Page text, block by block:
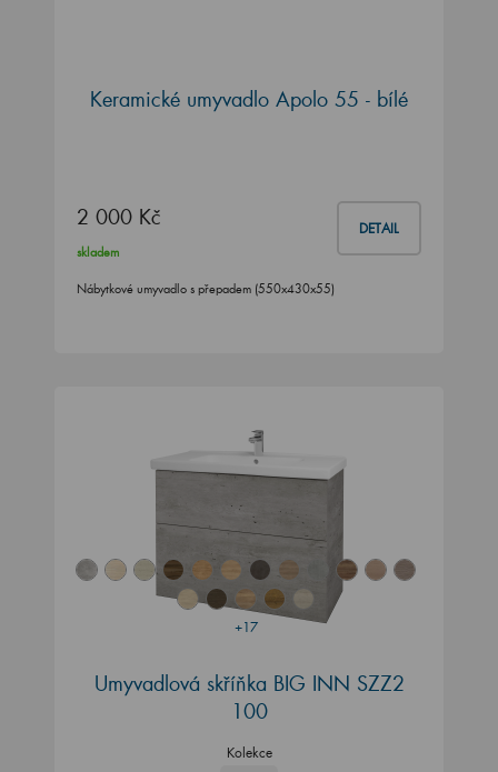
Keramické umyvadlo Apolo 55 - bílé
2 000 Kč DETAIL
skladem
Nábytkové umyvadlo s přepadem (550x430x55)
+17
Umyvadlová skříňka BIG INN SZZ2
100
Kolekce